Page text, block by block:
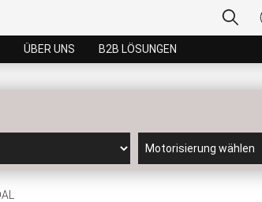
ÜBER UNS B2B LÖSUNGEN